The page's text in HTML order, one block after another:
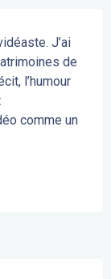
J’ai
de
l’humour
comme un